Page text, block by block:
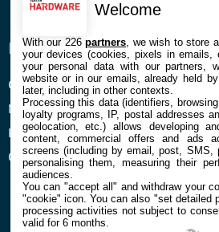
ENTREPRISE
Confidentialité et Cookies
Mentions légales et CGU
Préférences Cookies
Qui sommes nous
À
Contact
Welcome
With our 226partners , we wish to store
your devices (cookies, pixels in emails,
your personal data with our partners,
website or in our emails, already held
later, including in other contexts.
Processing this data (identifiers,
loyalty programs, IP, postal addresses
geolocation, etc.) allows developing
content, commercial offers and ads
screens (including by email, post, SMS,
personalising them, measuring their
audiences.
You can "accept all" and withdraw your
"cookie" icon. You can also "set detailed
processing activities not subject to
valid for 6 months.